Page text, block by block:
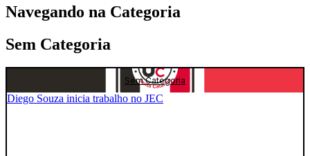
Navegando na Categoria
Sem Categoria
Sem Categoria
Diego Souza inicia trabalho no JEC